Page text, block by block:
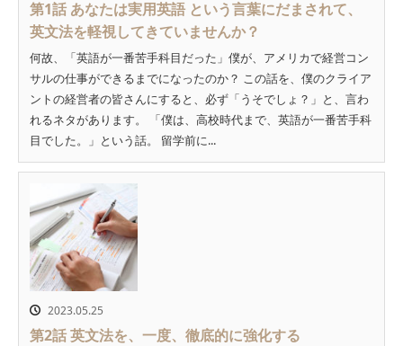
第1話 あなたは実用英語 という言葉にだまされて、
英文法を軽視してきていませんか？
何故、「英語が一番苦手科目だった」僕が、アメリカで経営コン
サルの仕事ができるまでになったのか？ この話を、僕のクライア
ントの経営者の皆さんにすると、必ず「うそでしょ？」と、言わ
れるネタがあります。 「僕は、高校時代まで、英語が一番苦手科
目でした。」という話。 留学前に...
2023.05.25
第2話 英文法を、一度、徹底的に強化する